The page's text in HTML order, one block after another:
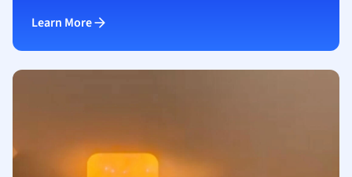
Learn More